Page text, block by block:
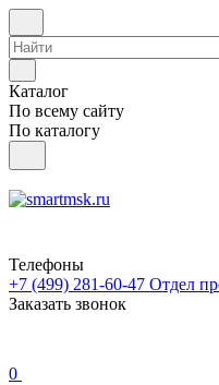
Каталог
По всему сайту
По каталогу
Телефоны
+7 (499) 281-60-47 Отдел
Заказать звонок
0